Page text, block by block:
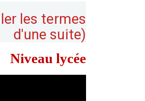
les termes
d'une suite)
Niveau lycée